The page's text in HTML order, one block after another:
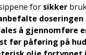
for sikker
doseringen
å gjennomføre
før påføring på